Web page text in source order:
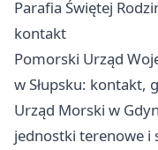
Parafia Świętej
kontakt
Pomorski Urząd
w Słupsku: kontakt,
Urząd Morski w
jednostki terenowe i